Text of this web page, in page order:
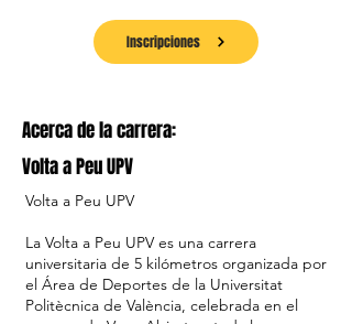
Inscripciones
Acerca de la carrera:
Volta a Peu UPV
Volta a Peu UPV
La Volta a Peu UPV es una carrera
universitaria de 5 kilómetros organizada por
el Área de Deportes de la Universitat
Politècnica de València, celebrada en el